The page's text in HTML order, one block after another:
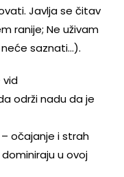
Javlja se čitav
ranije; Ne uživam
saznati…).
vid
održi nadu da je
– očajanje i strah
u ovoj